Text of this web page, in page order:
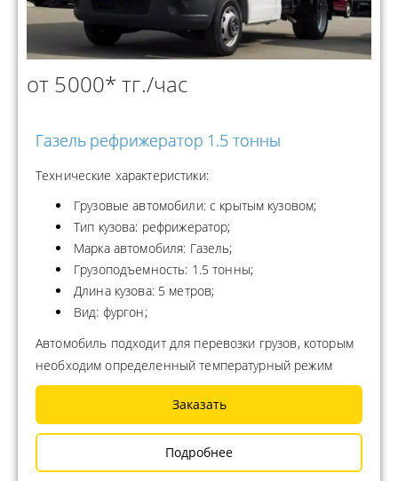
от 5000* тг./час
Газель рефрижератор 1.5 тонны
Технические характеристики:
Грузовые автомобили: с крытым кузовом;
Тип кузова: рефрижератор;
Марка автомобиля: Газель;
Грузоподъемность: 1.5 тонны;
Длина кузова: 5 метров;
Вид: фургон;
Автомобиль подходит для перевозки грузов, которым
необходим определенный температурный режим
Заказать
Подробнее